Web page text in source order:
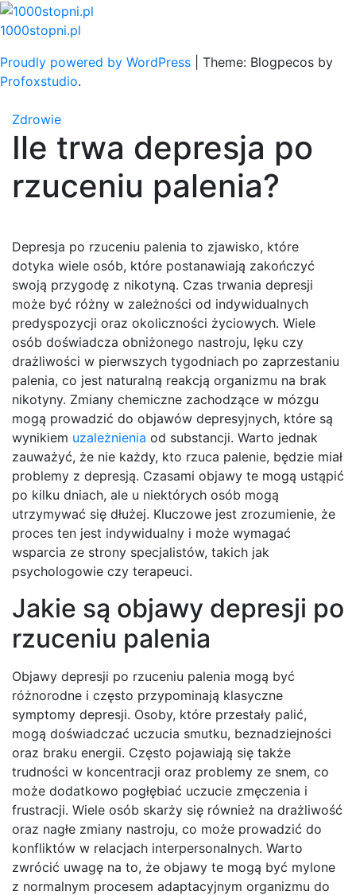
Skip
to
1000stopni.pl
Proudly powered by WordPress
Theme: Blogpecos by
Profoxstudio.
Zdrowie
Ile trwa depresja po
rzuceniu palenia?
Depresja po rzuceniu palenia to zjawisko, które
dotyka wiele osób, które postanawiają zakończyć
swoją przygodę z nikotyną. Czas trwania depresji
może być różny w zależności od indywidualnych
predyspozycji oraz okoliczności życiowych. Wiele
osób doświadcza obniżonego nastroju, lęku czy
drażliwości w pierwszych tygodniach po zaprzestaniu
palenia, co jest naturalną reakcją organizmu na brak
nikotyny. Zmiany chemiczne zachodzące w mózgu
mogą prowadzić do objawów depresyjnych, które są
wynikiem uzależnienia od substancji. Warto jednak
zauważyć, że nie każdy, kto rzuca palenie, będzie miał
problemy z depresją. Czasami objawy te mogą ustąpić
po kilku dniach, ale u niektórych osób mogą
utrzymywać się dłużej. Kluczowe jest zrozumienie, że
proces ten jest indywidualny i może wymagać
wsparcia ze strony specjalistów, takich jak
psychologowie czy terapeuci.
Jakie są objawy depresji po
rzuceniu palenia
Objawy depresji po rzuceniu palenia mogą być
różnorodne i często przypominają klasyczne
symptomy depresji. Osoby, które przestały palić,
mogą doświadczać uczucia smutku, beznadziejności
oraz braku energii. Często pojawiają się także
trudności w koncentracji oraz problemy ze snem, co
może dodatkowo pogłębiać uczucie zmęczenia i
frustracji. Wiele osób skarży się również na drażliwość
oraz nagłe zmiany nastroju, co może prowadzić do
konfliktów w relacjach interpersonalnych. Warto
zwrócić uwagę na to, że objawy te mogą być mylone
z normalnym procesem adaptacyjnym organizmu do